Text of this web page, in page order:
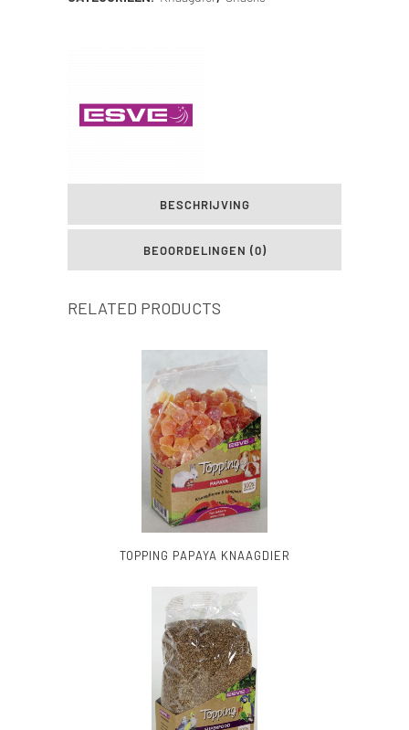
BESCHRIJVING
BEOORDELINGEN (0)
RELATED PRODUCTS
TOPPING PAPAYA KNAAGDIER